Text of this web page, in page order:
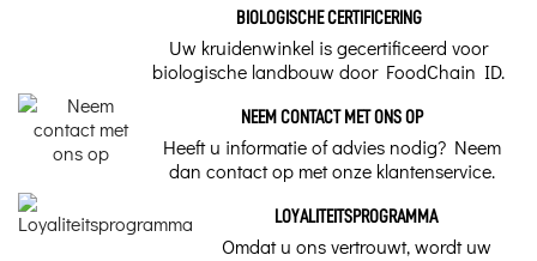
BIOLOGISCHE CERTIFICERING
Uw kruidenwinkel is gecertificeerd voor
biologische landbouw door FoodChain ID.
NEEM CONTACT MET ONS OP
Heeft u informatie of advies nodig? Neem
dan contact op met onze klantenservice.
LOYALITEITSPROGRAMMA
Omdat u ons vertrouwt, wordt uw